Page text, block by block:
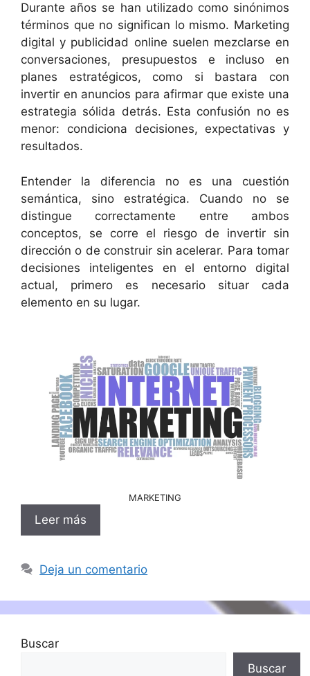
Durante años se han utilizado como sinónimos
términos que no significan lo mismo. Marketing
digital y publicidad online suelen mezclarse en
conversaciones, presupuestos e incluso en
planes estratégicos, como si bastara con
invertir en anuncios para afirmar que existe una
estrategia sólida detrás. Esta confusión no es
menor: condiciona decisiones, expectativas y
resultados.
Entender la diferencia no es una cuestión
semántica, sino estratégica. Cuando no se
distingue correctamente entre ambos
conceptos, se corre el riesgo de invertir sin
dirección o de construir sin acelerar. Para tomar
decisiones inteligentes en el entorno digital
actual, primero es necesario situar cada
elemento en su lugar.
MARKETING
Leer más
Deja un comentario
Buscar
Buscar